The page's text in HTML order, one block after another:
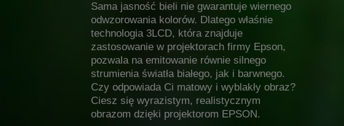
Sama jasność bieli nie gwarantuje wiernego
odwzorowania kolorów. Dlatego właśnie
technologia 3LCD, która znajduje
zastosowanie w projektorach firmy Epson,
pozwala na emitowanie równie silnego
strumienia światła białego, jak i barwnego.
Czy odpowiada Ci matowy i wyblakły obraz?
Ciesz się wyrazistym, realistycznym
obrazom dzięki projektorom EPSON.